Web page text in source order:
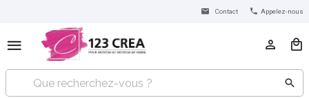
Contact Appelez-nous